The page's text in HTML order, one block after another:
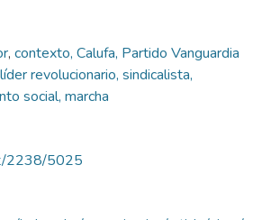
, contexto, Calufa, Partido Vanguardia
revolucionario, sindicalista,
social, marcha
2238/5025